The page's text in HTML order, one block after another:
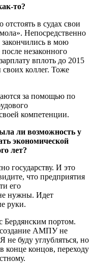
то?
в судах свои
Непосредственно
закончились в мою
незаконного
вплоть до 2015
коллег. Тоже
за помощью по
компетенции.
ли возможность у
экономической
лет?
государству. И это
что предприятия
его
нужны. Идет
руки.
портом.
создание АМПУ не
не буду углубляться, но
конце концов, переходу